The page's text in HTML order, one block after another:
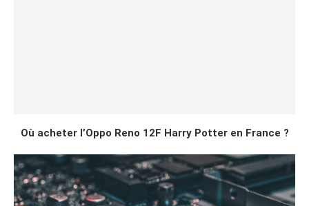
Où acheter l’Oppo Reno 12F Harry Potter en France ?